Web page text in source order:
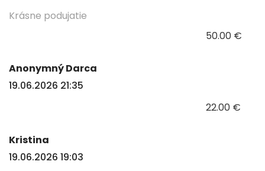
Krásne podujatie
50.00 €
Anonymný Darca
19.06.2026 21:35
22.00 €
Kristina
19.06.2026 19:03